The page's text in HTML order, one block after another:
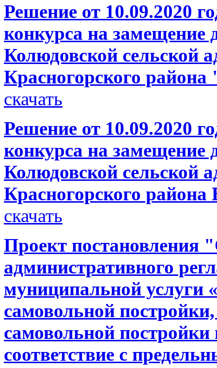
Решение от 10.09.2020
конкурса на замещение
Колюдовской сельской
Красногорского района
скачать
Решение от 10.09.2020
конкурса на замещение
Колюдовской сельской
Красногорского
скачать
Проект постановления
административного
муниципальной услуги
самовольной
самовольной постройки
соответствие с